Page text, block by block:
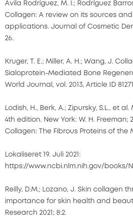
Avila Rodríguez, M. I.; Rodríguez
Collagen: A review on its sources
applications. Journal of Cosmetic
26.
Kruger, T. E.; Miller, A. H.; Wang, J.
Sialoprotein-Mediated Bone
World Journal, vol. 2013, Article ID
Lodish, H., Berk, A.; Zipursky, S.L., et
4th edition. New York: W. H. Freeman;
Collagen: The Fibrous Proteins of the
Lokaliseret 19. Juli 2021:
https://www.ncbi.nlm.nih.gov/books/
Reilly, D.M.; Lozano, J. Skin collagen
importance for skin health and
Research 2021; 8:2.